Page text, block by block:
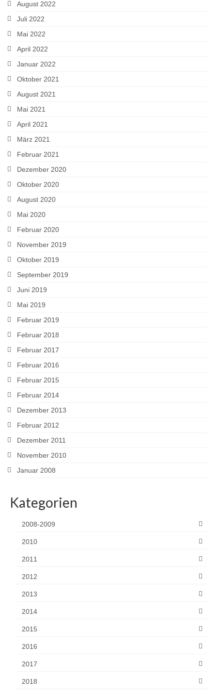
August 2022
Juli 2022
Mai 2022
April 2022
Januar 2022
Oktober 2021
August 2021
Mai 2021
April 2021
März 2021
Februar 2021
Dezember 2020
Oktober 2020
August 2020
Mai 2020
Februar 2020
November 2019
Oktober 2019
September 2019
Juni 2019
Mai 2019
Februar 2019
Februar 2018
Februar 2017
Februar 2016
Februar 2015
Februar 2014
Dezember 2013
Februar 2012
Dezember 2011
November 2010
Januar 2008
Kategorien
2008-2009
2010
2011
2012
2013
2014
2015
2016
2017
2018